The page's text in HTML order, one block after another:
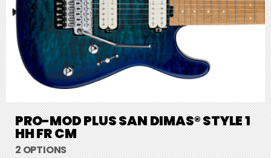
PRO-MOD PLUS SAN DIMAS® STYLE 1
HH FR CM
2 OPTIONS